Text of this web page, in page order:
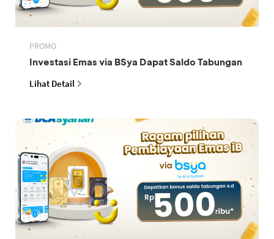
PROMO
Investasi Emas via BSya Dapat Saldo Tabungan
Lihat Detail